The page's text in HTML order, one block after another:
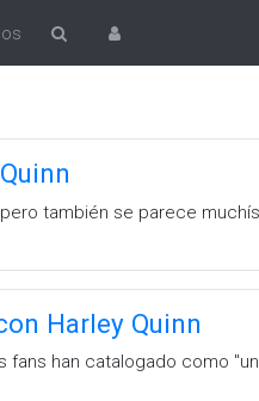
también se parece
Harley Quinn
han catalogado como